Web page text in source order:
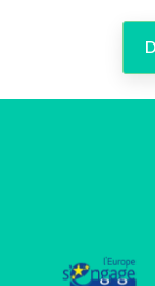
Bonjour c'est
On a attendu d'être
avant de vous